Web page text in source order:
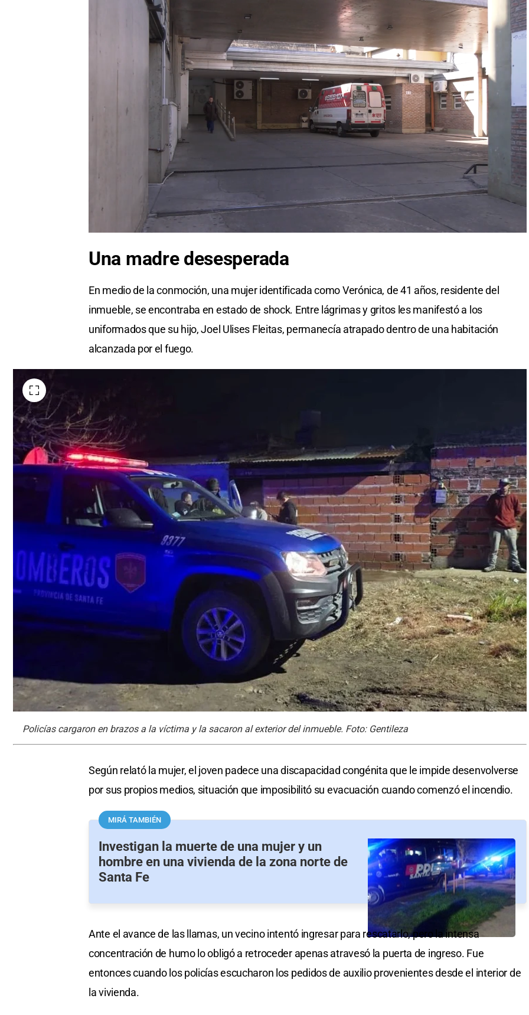
Una madre desesperada
En medio de la conmoción, una mujer identificada como Verónica, de 41 años, residente del
inmueble, se encontraba en estado de shock. Entre lágrimas y gritos les manifestó a los
uniformados que su hijo, Joel Ulises Fleitas, permanecía atrapado dentro de una habitación
alcanzada por el fuego.
Policías cargaron en brazos a la víctima y la sacaron al exterior del inmueble. Foto: Gentileza
Según relató la mujer, el joven padece una discapacidad congénita que le impide desenvolverse
por sus propios medios, situación que imposibilitó su evacuación cuando comenzó el incendio.
MIRÁ TAMBIÉN
Investigan la muerte de una mujer y un
hombre en una vivienda de la zona norte de
Santa Fe
Ante el avance de las llamas, un vecino intentó ingresar para rescatarlo, pero la intensa
concentración de humo lo obligó a retroceder apenas atravesó la puerta de ingreso. Fue
entonces cuando los policías escucharon los pedidos de auxilio provenientes desde el interior de
la vivienda.